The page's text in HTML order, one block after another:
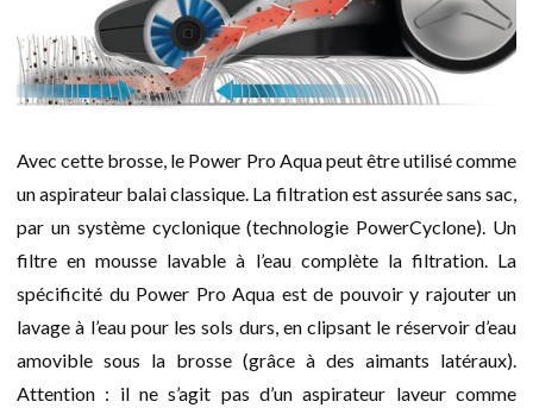
Avec cette brosse, le Power Pro Aqua peut être utilisé comme
un aspirateur balai classique. La filtration est assurée sans sac,
par un système cyclonique (technologie PowerCyclone). Un
filtre en mousse lavable à l’eau complète la filtration. La
spécificité du Power Pro Aqua est de pouvoir y rajouter un
lavage à l’eau pour les sols durs, en clipsant le réservoir d’eau
amovible sous la brosse (grâce à des aimants latéraux).
Attention : il ne s’agit pas d’un aspirateur laveur comme